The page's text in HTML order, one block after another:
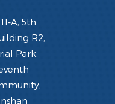
A, 5th
R2,
Park,